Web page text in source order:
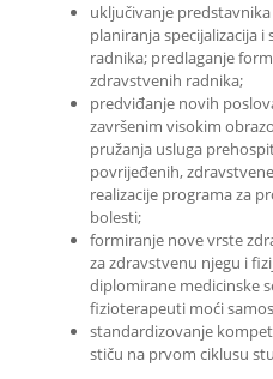
uključivanje
planiranja specijalizacija
radnika; predlaganje
zdravstvenih radnika;
predviđanje novih
završenim visokim
pružanja usluga
povrijeđenih,
realizacije programa za
bolesti;
formiranje nove vrste
za zdravstvenu njegu i
diplomirane medicinske
fizioterapeuti moći
standardizovanje
stiču na prvom ciklusu